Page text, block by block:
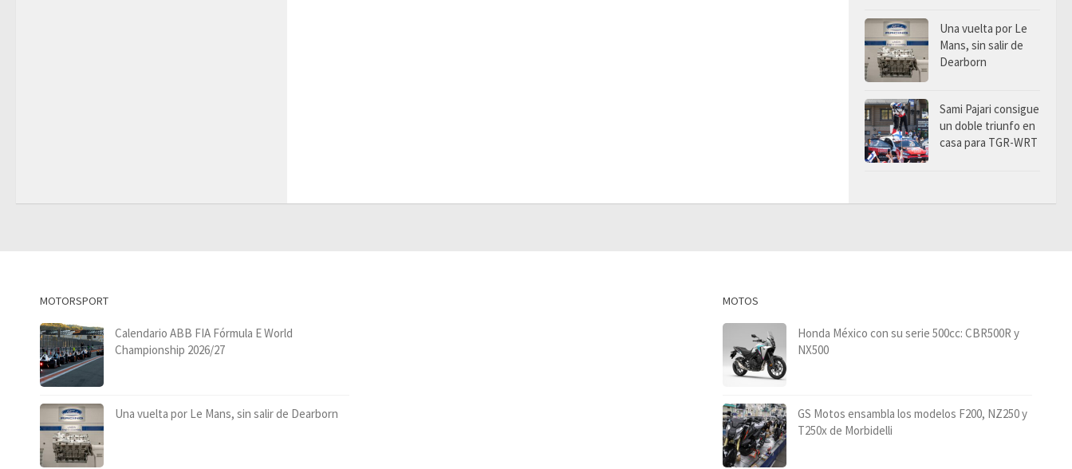
Una vuelta por Le
Mans, sin salir de
Dearborn
Sami Pajari consigue
un doble triunfo en
casa para TGR-WRT
MOTORSPORT
Calendario ABB FIA Fórmula E World
Championship 2026/27
Una vuelta por Le Mans, sin salir de Dearborn
MOTOS
Honda México con su serie 500cc: CBR500R y
NX500
GS Motos ensambla los modelos F200, NZ250 y
T250x de Morbidelli